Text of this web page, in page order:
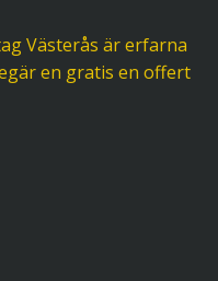
Västerås är erfarna
en gratis en offert